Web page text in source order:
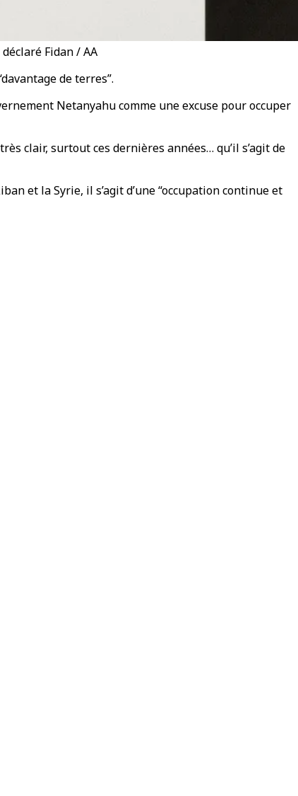
Fidan / AA
de terres”.
Netanyahu comme une excuse pour occuper
clair, surtout ces dernières années… qu’il s’agit de
et la Syrie, il s’agit d’une “occupation continue et